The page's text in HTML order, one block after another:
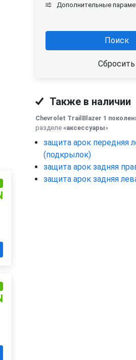
Дополнительные
Поиск
Сбросить
Также в наличии
Chevrolet TrailBlazer 1
разделе «аксессуары»
защита арок передняя
(подкрылок)
защита арок задняя
защита арок задняя